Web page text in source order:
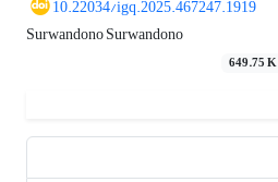
10.22034/igq.2025.467247.1919
Surwandono Surwandono
649.75 K